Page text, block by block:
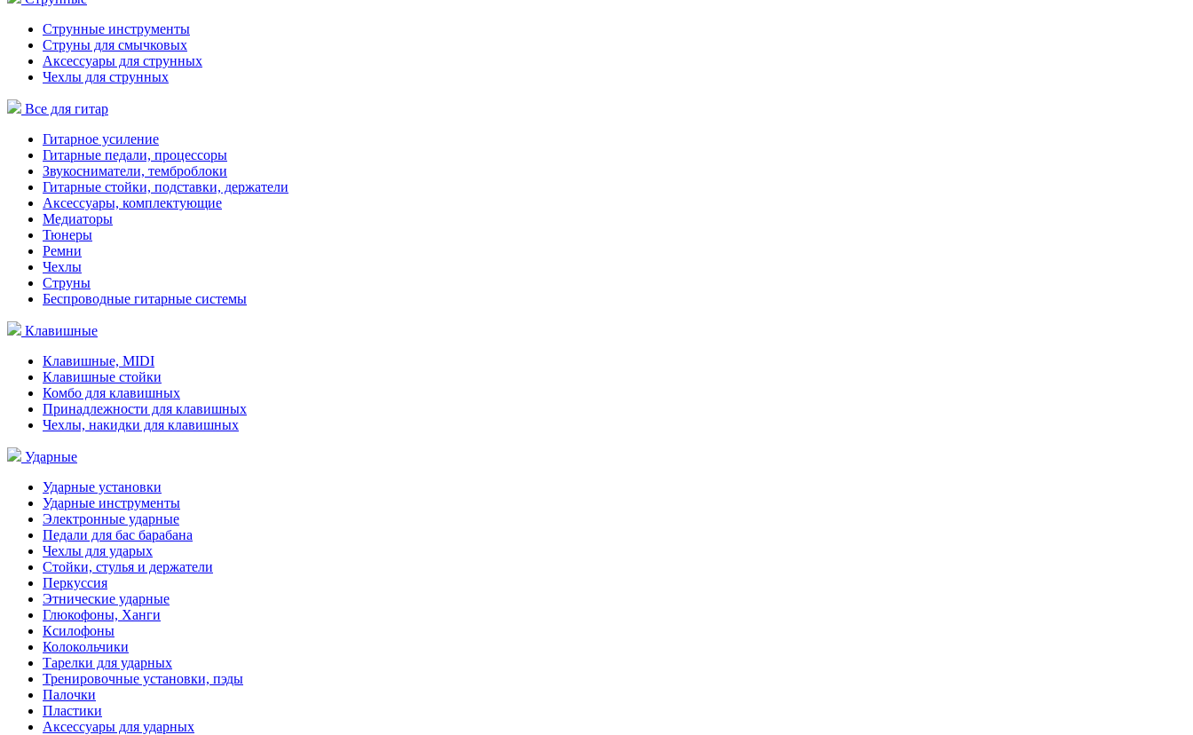
Струнные инструменты
Струны для смычковых
Аксессуары для струнных
Чехлы для струнных
Все для гитар
Гитарное усиление
Гитарные педали, процессоры
Звукосниматели, темброблоки
Гитарные стойки, подставки, держатели
Аксессуары, комплектующие
Медиаторы
Тюнеры
Ремни
Чехлы
Струны
Беспроводные гитарные системы
Клавишные
Клавишные, MIDI
Клавишные стойки
Комбо для клавишных
Принадлежности для клавишных
Чехлы, накидки для клавишных
Ударные
Ударные установки
Ударные инструменты
Электронные ударные
Педали для бас барабана
Чехлы для ударых
Стойки, стулья и держатели
Перкуссия
Этнические ударные
Глюкофоны, Ханги
Ксилофоны
Колокольчики
Тарелки для ударных
Тренировочные установки, пэды
Палочки
Пластики
Аксессуары для ударных